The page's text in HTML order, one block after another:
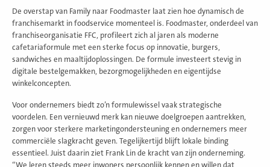
De overstap van Family naar Foodmaster laat zien hoe dynamisch de
franchisemarkt in foodservice momenteel is. Foodmaster, onderdeel van
franchiseorganisatie FFC, profileert zich al jaren als moderne
cafetariaformule met een sterke focus op innovatie, burgers,
sandwiches en maaltijdoplossingen. De formule investeert stevig in
digitale bestelgemakken, bezorgmogelijkheden en eigentijdse
winkelconcepten.
Voor ondernemers biedt zo’n formulewissel vaak strategische
voordelen. Een vernieuwd merk kan nieuwe doelgroepen aantrekken,
zorgen voor sterkere marketingondersteuning en ondernemers meer
commerciële slagkracht geven. Tegelijkertijd blijft lokale binding
essentieel. Juist daarin ziet Frank Lin de kracht van zijn onderneming.
“We leren steeds meer inwoners persoonlijk kennen en willen dat